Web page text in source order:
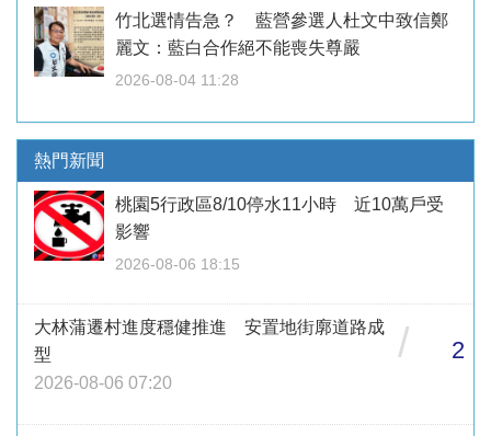
竹北選情告急？ 藍營參選人杜文中致信鄭
麗文：藍白合作絕不能喪失尊嚴
2026-08-04 11:28
熱門新聞
桃園5行政區8/10停水11小時 近10萬戶受
影響
2026-08-06 18:15
大林蒲遷村進度穩健推進 安置地街廓道路成
型
2026-08-06 07:20
/ 2